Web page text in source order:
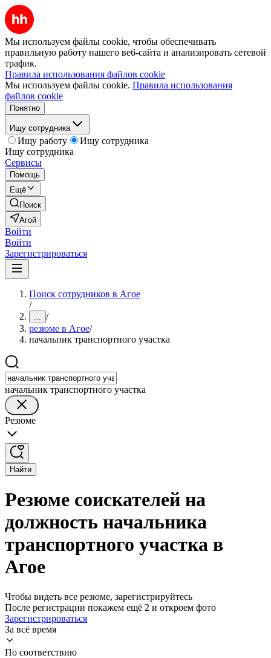
Мы используем файлы cookie, чтобы обеспечивать
правильную работу нашего веб-сайта и анализировать сетевой
трафик.
Правила использования файлов cookie
Мы используем файлы cookie. Правила использования
файлов cookie
Понятно
Ищу сотрудника
Ищу работу
Ищу сотрудника
Ищу сотрудника
Сервисы
Помощь
Ещё
Поиск
Агой
Войти
Войти
Зарегистрироваться
Поиск сотрудников в Агое
/
... /
резюме в Агое/
начальник транспортного участка
начальник транспортного участка
Резюме
Найти
Резюме соискателей на
должность начальника
транспортного участка в
Агое
Чтобы видеть все резюме, зарегистрируйтесь
После регистрации покажем ещё 2 и откроем фото
Зарегистрироваться
За всё время
По соответствию